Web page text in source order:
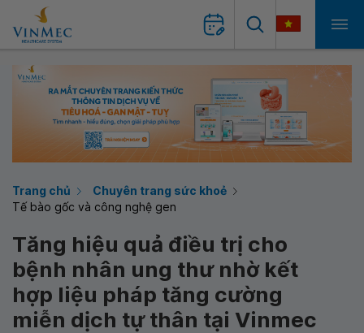
Trang chủ
Chuyên trang sức khoẻ
Tế bào gốc và công nghệ gen
Tăng hiệu quả điều trị cho
bệnh nhân ung thư nhờ kết
hợp liệu pháp tăng cường
miễn dịch tự thân tại Vinmec